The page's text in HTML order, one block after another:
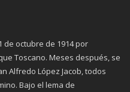
de octubre de 1914 por
Toscano. Meses después, se
Alfredo López Jacob, todos
Bajo el lema de